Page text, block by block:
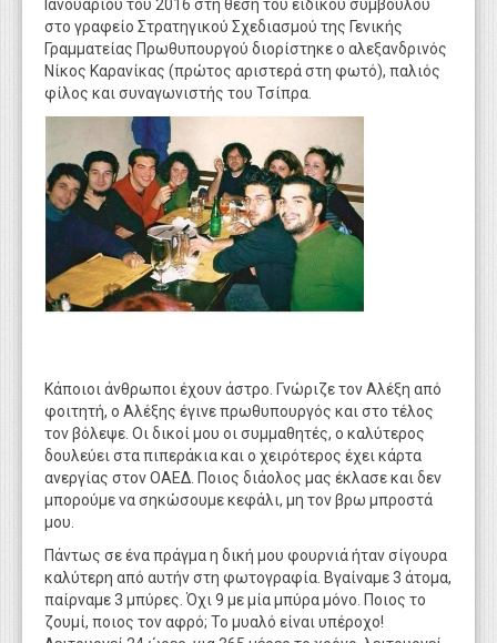
Ιανουαρίου του 2016 στη θέση του ειδικού συμβούλου
στο γραφείο Στρατηγικού Σχεδιασμού της Γενικής
Γραμματείας Πρωθυπουργού διορίστηκε ο αλεξανδρινός
Νίκος Καρανίκας (πρώτος αριστερά στη φωτό), παλιός
φίλος και συναγωνιστής του Τσίπρα.
Κάποιοι άνθρωποι έχουν άστρο. Γνώριζε τον Αλέξη από
φοιτητή, ο Αλέξης έγινε πρωθυπουργός και στο τέλος
τον βόλεψε. Οι δικοί μου οι συμμαθητές, ο καλύτερος
δουλεύει στα πιπεράκια και ο χειρότερος έχει κάρτα
ανεργίας στον ΟΑΕΔ. Ποιος διάολος μας έκλασε και δεν
μπορούμε να σηκώσουμε κεφάλι, μη τον βρω μπροστά
μου.
Πάντως σε ένα πράγμα η δική μου φουρνιά ήταν σίγουρα
καλύτερη από αυτήν στη φωτογραφία. Βγαίναμε 3 άτομα,
παίρναμε 3 μπύρες. Όχι 9 με μία μπύρα μόνο. Ποιος το
ζουμί, ποιος τον αφρό; Το μυαλό είναι υπέροχο!